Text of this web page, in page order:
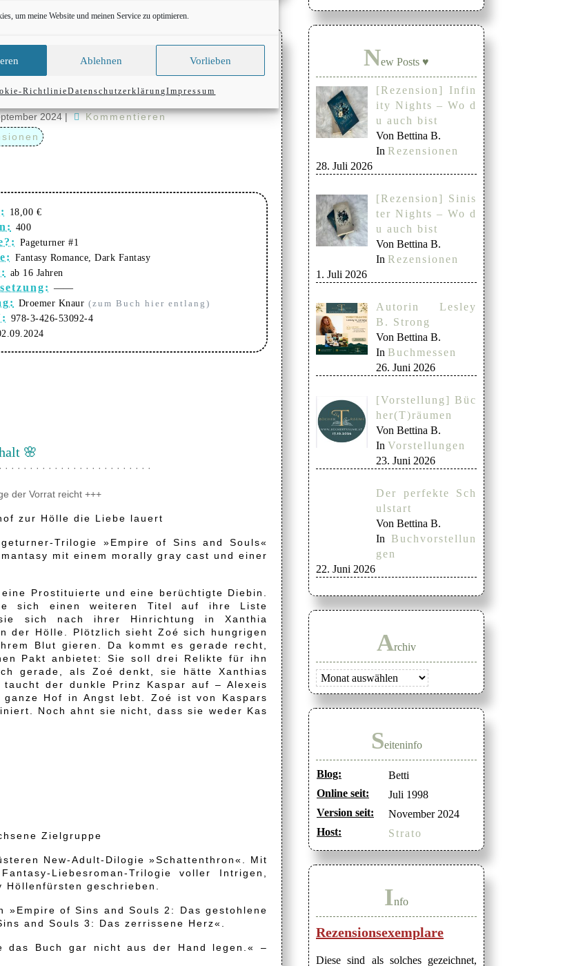
um meine Website und meinen Service zu optimieren.
Ablehnen Vorlieben
RichtlinieDatenschutzerklärungImpressum
souls [1] Das verratene Herz
2024 |
Kommentieren
18,00 €
400
Pageturner #1
Fantasy Romance, Dark Fantasy
ab 16 Jahren
——
Droemer Knaur (zum Buch hier entlang)
978-3-426-53092-4
🌸
· · · · · · · · · · · · · · · · · · · · · · ·
der Vorrat reicht +++
zur Hölle die Liebe lauert
Trilogie »Empire of Sins and Souls«
mit einem morally gray cast und einer
Prostituierte und eine berüchtigte Diebin.
sich einen weiteren Titel auf ihre Liste
sich nach ihrer Hinrichtung in Xanthia
der Hölle. Plötzlich sieht Zoé sich hungrigen
Blut gieren. Da kommt es gerade recht,
Pakt anbietet: Sie soll drei Relikte für ihn
gerade, als Zoé denkt, sie hätte Xanthias
der dunkle Prinz Kaspar auf – Alexeis
Hof in Angst lebt. Zoé ist von Kaspars
Noch ahnt sie nicht, dass sie weder Kas
Zielgruppe
New-Adult-Dilogie »Schattenthron«. Mit
Liebesroman-Trilogie voller Intrigen,
geschrieben.
»Empire of Sins and Souls 2: Das gestohlene
and Souls 3: Das zerrissene Herz«.
das Buch gar nicht aus der Hand legen.« –
New Posts ♥
[Rezension] Infin
ity Nights – Wo d
u auch bist
Von Bettina B.
In Rezensionen
28. Juli 2026
[Rezension] Sinis
ter Nights – Wo d
u auch bist
Von Bettina B.
In Rezensionen
1. Juli 2026
Autorin Lesley
B. Strong
Von Bettina B.
In Buchmessen
26. Juni 2026
[Vorstellung] Büc
her(T)räumen
Von Bettina B.
In Vorstellungen
23. Juni 2026
Der perfekte Sch
ulstart
Von Bettina B.
In Buchvorstellun
gen
22. Juni 2026
Archiv
Archiv
Seiteninfo
Blog:
Betti
Online seit:
Juli 1998
Version seit:
November 2024
Host:
Strato
Info
Rezensionsexemplare
Diese sind als solches gezeichnet,